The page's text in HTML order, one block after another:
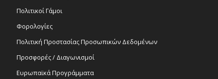
Πολιτικοί Γάμοι
Φορολογίες
Πολιτική Προστασίας Προσωπικών Δεδομένων
Προσφορές / Διαγωνισμοί
Ευρωπαϊκά Προγράμματα